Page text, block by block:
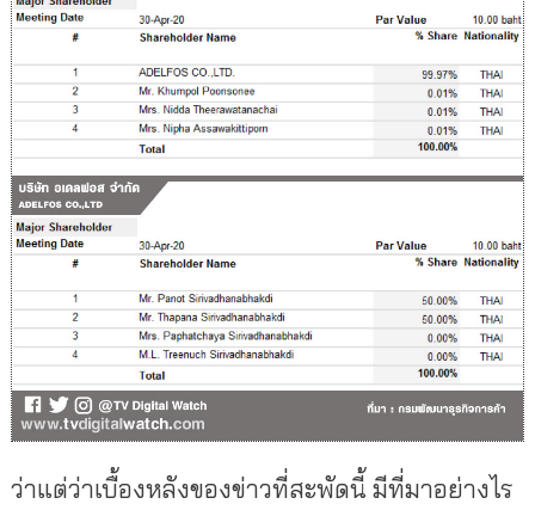
ว่าแต่ว่าเบื้องหลังของข่าวที่สะพัดนี้ มีที่มาอย่างไร